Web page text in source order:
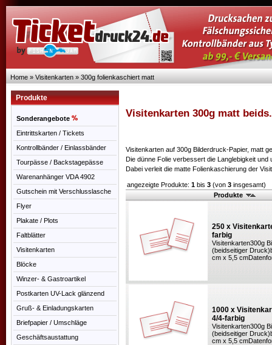
Home » Visitenkarten » 300g folienkaschiert matt
Produkte
Sonderangebote
Eintrittskarten / Tickets
Kontrollbänder / Einlassbänder
Tourpässe / Backstagepässe
Warenanhänger VDA 4902
Gutschein mit Verschlusslasche
Flyer
Plakate / Plots
Faltblätter
Visitenkarten
Blöcke
Winzer- & Gastroartikel
Postkarten UV-Lack glänzend
Gruß- & Einladungskarten
Briefpapier / Umschläge
Geschäftsaustattung
Visitenkarten 300g matt
Visitenkarten auf 300g Bilderdruck-Papier, matt
Die dünne Folie verbessert die Langlebigkeit
Dabei verleit die matte Folienkaschierung der
angezeigte Produkte: 1 bis 3 (von 3 insgesamt)
Produkte
250 x
farbig
Visitenkarten300g
(beidseitiger
cm x 5,5
1000 x
4/4-farbig
Visitenkarten300g
(beidseitiger
cm x 5,5